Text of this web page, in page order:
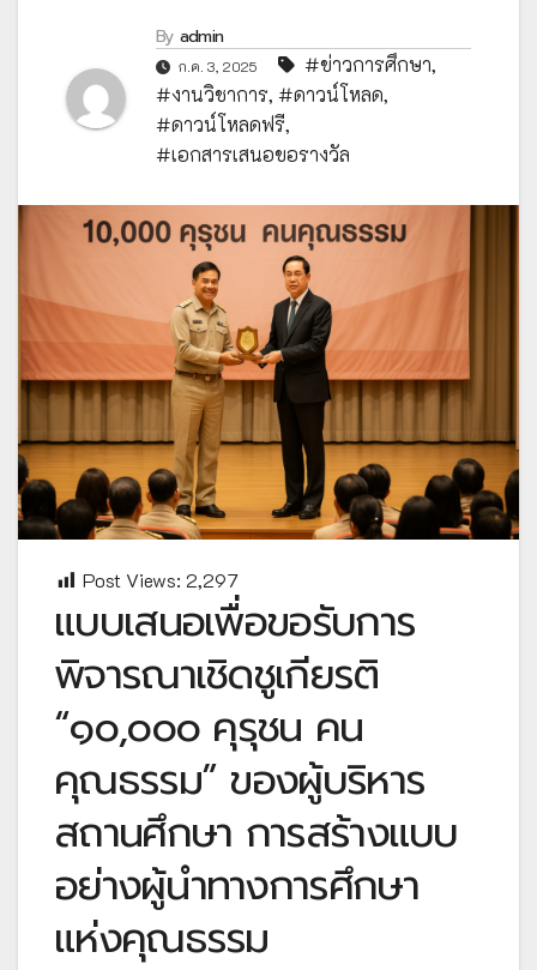
By admin
ก.ค. 3, 2025 #ข่าวการศึกษา,
#งานวิชาการ, #ดาวน์โหลด,
#ดาวน์โหลดฟรี,
#เอกสารเสนอขอรางวัล
Post Views: 2,297
แบบเสนอเพื่อขอรับการ
พิจารณาเชิดชูเกียรติ
“๑๐,๐๐๐ คุรุชน คน
คุณธรรม” ของผู้บริหาร
สถานศึกษา การสร้างแบบ
อย่างผู้นำทางการศึกษา
แห่งคุณธรรม